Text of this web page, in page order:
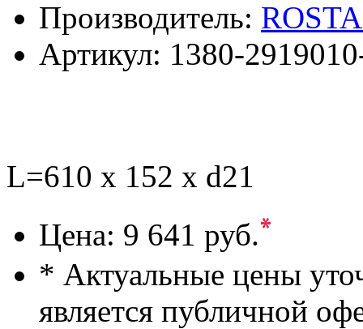
Производитель:
Артикул: 1380-
L=610 x 152 x d21
Цена: 9 641 руб.*
* Актуальные цены
является публичной